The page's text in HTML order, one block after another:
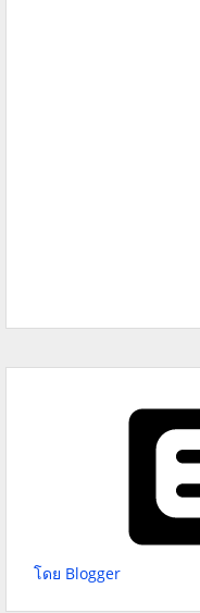
โดย Blogger